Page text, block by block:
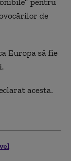
de
Europa să fie
acesta.